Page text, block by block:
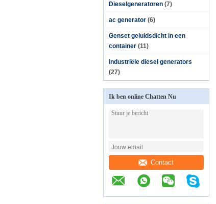
Dieselgeneratoren (7)
ac generator (6)
Genset geluidsdicht in een
container (11)
industriële diesel generators
(27)
Ik ben online Chatten Nu
Contact